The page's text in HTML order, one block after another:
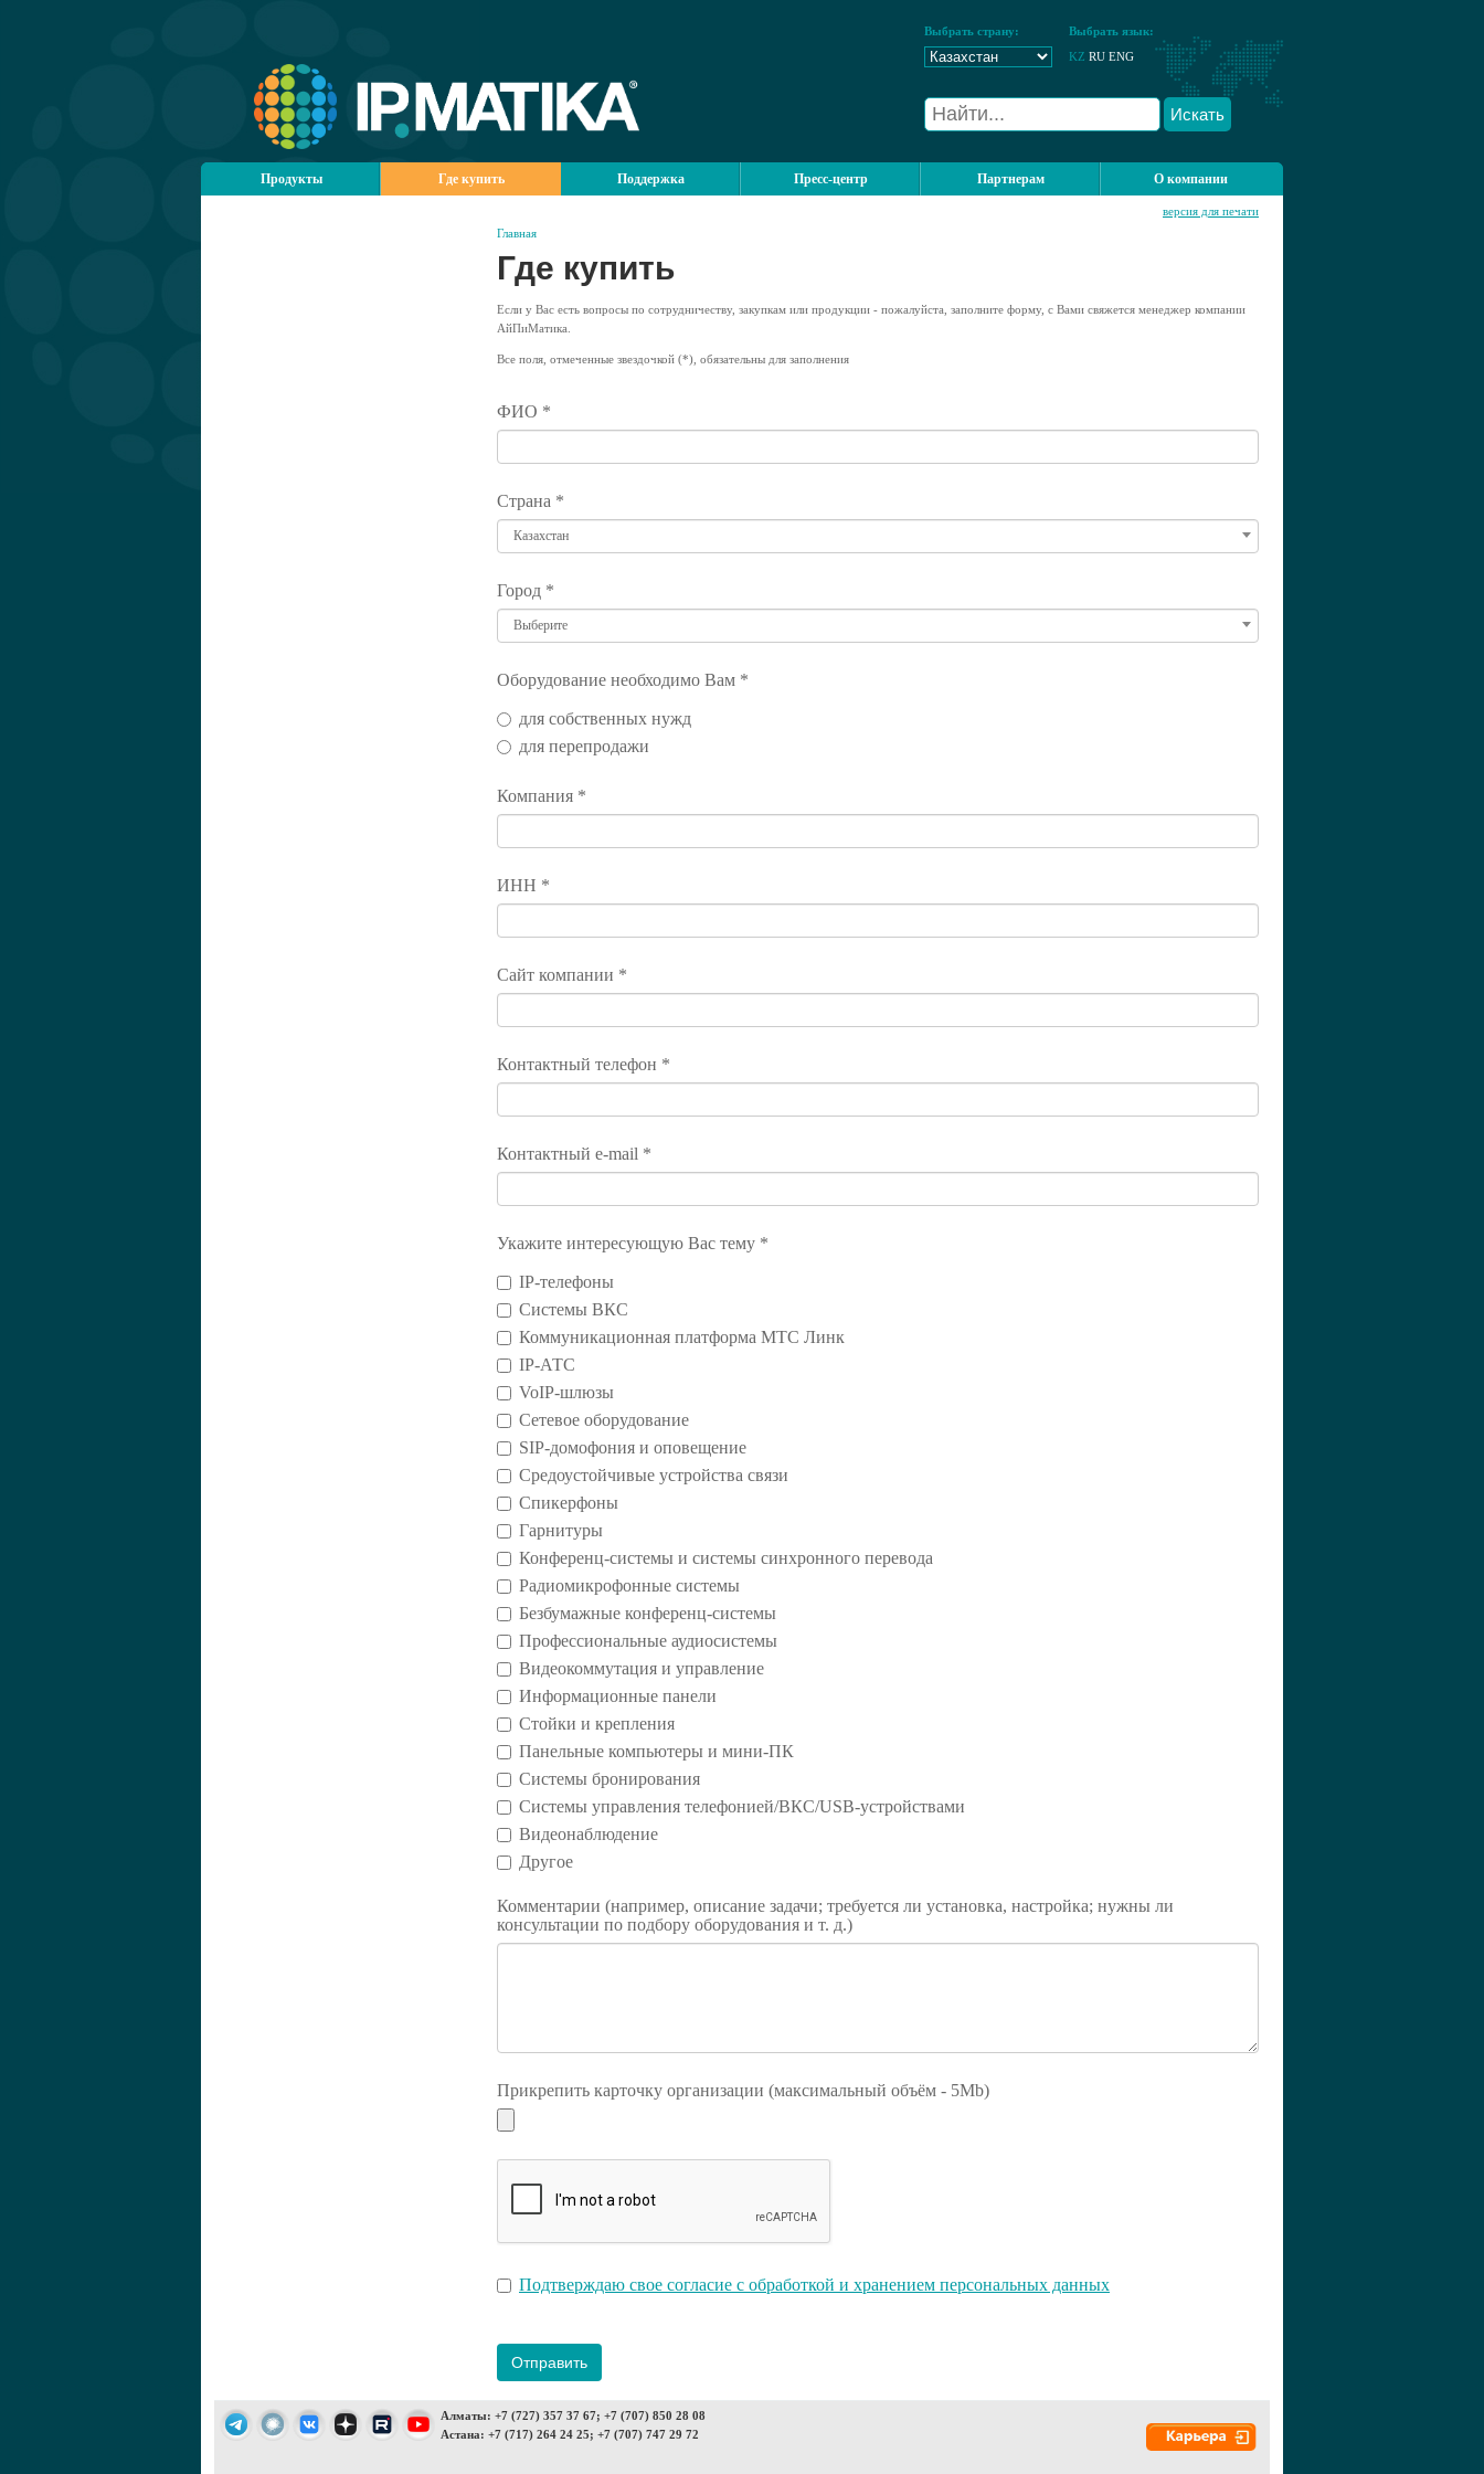
Выбрать страну:
Выбрать язык:
KZ RU ENG
Искать
Продукты Где купить Поддержка Пресс-центр Партнерам О компании
Главная
версия для печати
Где купить
Если у Вас есть вопросы по сотрудничеству, закупкам или продукции - пожалуйста, заполните форму, с Вами свяжется менеджер компании
АйПиМатика.
Все поля, отмеченные звездочкой (*), обязательны для заполнения
ФИО *
Страна *
Казахстан
Город *
Выберите
Оборудование необходимо Вам *
для собственных нужд
для перепродажи
Компания *
ИНН *
Сайт компании *
Контактный телефон *
Контактный e-mail *
Укажите интересующую Вас тему *
IP-телефоны
Системы ВКС
Коммуникационная платформа МТС Линк
IP-АТС
VoIP-шлюзы
Сетевое оборудование
SIP-домофония и оповещение
Средоустойчивые устройства связи
Спикерфоны
Гарнитуры
Конференц-системы и системы синхронного перевода
Радиомикрофонные системы
Безбумажные конференц-системы
Профессиональные аудиосистемы
Видеокоммутация и управление
Информационные панели
Стойки и крепления
Панельные компьютеры и мини-ПК
Системы бронирования
Системы управления телефонией/ВКС/USB-устройствами
Видеонаблюдение
Другое
Комментарии (например, описание задачи; требуется ли установка, настройка; нужны ли
консультации по подбору оборудования и т. д.)
Прикрепить карточку организации (максимальный объём - 5Mb)
Подтверждаю свое согласие с обработкой и хранением персональных данных
Отправить
Алматы: +7 (727) 357 37 67; +7 (707) 850 28 08
Астана: +7 (717) 264 24 25; +7 (707) 747 29 72